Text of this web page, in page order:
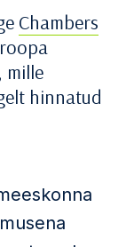
Chambers
mille
hinnatud